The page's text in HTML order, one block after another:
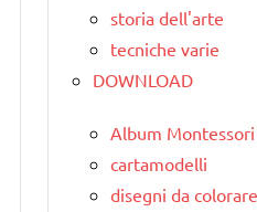
storia dell'arte
tecniche varie
DOWNLOAD
Album Montessori
cartamodelli
disegni da colorare